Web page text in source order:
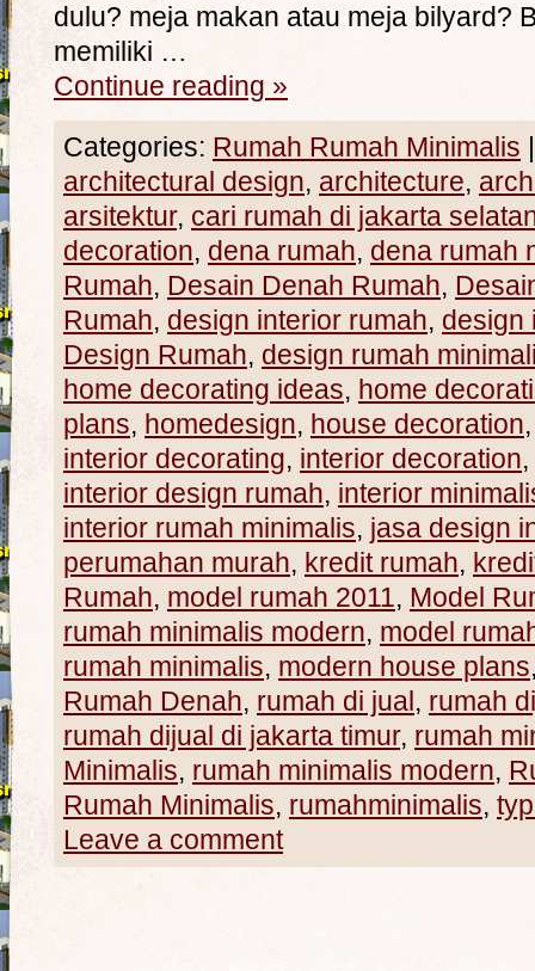
dulu? meja makan atau meja bilyard?
memiliki …
Continue reading »
Categories: Rumah Rumah Minimalis |
architectural design, architecture,
arsitektur, cari rumah di jakarta
decoration, dena rumah, dena rumah
Rumah, Desain Denah Rumah,
Rumah, design interior rumah, design
Design Rumah, design rumah
home decorating ideas, home
plans, homedesign, house decoration
interior decorating, interior decoration,
interior design rumah, interior
interior rumah minimalis, jasa design
perumahan murah, kredit rumah,
Rumah, model rumah 2011, Model
rumah minimalis modern, model
rumah minimalis, modern house plans
Rumah Denah, rumah di jual, rumah
rumah dijual di jakarta timur, rumah
Minimalis, rumah minimalis modern,
Rumah Minimalis, rumahminimalis,
Leave a comment